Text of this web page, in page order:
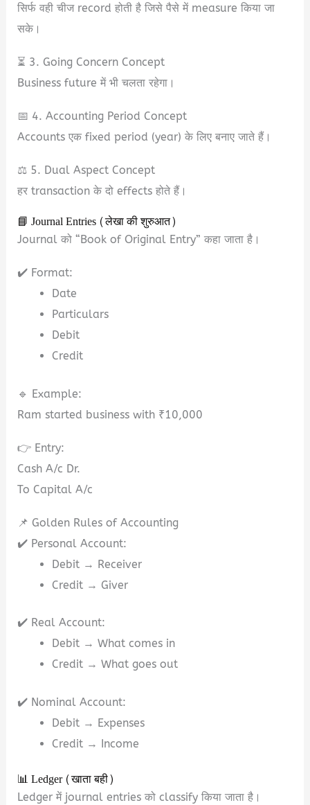
सिर्फ वही चीज record होती है जिसे पैसे में measure किया जा
सके।
⏳ 3. Going Concern Concept
Business future में भी चलता रहेगा।
📅 4. Accounting Period Concept
Accounts एक fixed period (year) के लिए बनाए जाते हैं।
⚖️ 5. Dual Aspect Concept
हर transaction के दो effects होते हैं।
📘 Journal Entries (लेखा की शुरुआत)
Journal को “Book of Original Entry” कहा जाता है।
✔️ Format:
Date
Particulars
Debit
Credit
🔹 Example:
Ram started business with ₹10,000
👉 Entry:
Cash A/c Dr.
To Capital A/c
📌 Golden Rules of Accounting
✔️ Personal Account:
Debit → Receiver
Credit → Giver
✔️ Real Account:
Debit → What comes in
Credit → What goes out
✔️ Nominal Account:
Debit → Expenses
Credit → Income
📊 Ledger (खाता बही)
Ledger में journal entries को classify किया जाता है।